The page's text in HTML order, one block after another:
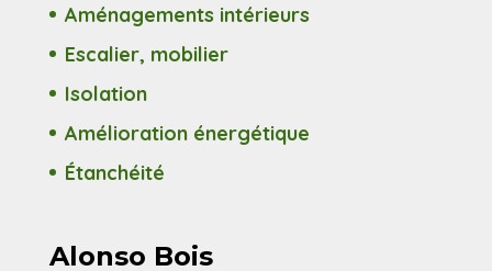
Aménagements intérieurs
Escalier, mobilier
Isolation
Amélioration énergétique
Étanchéité
Alonso Bois